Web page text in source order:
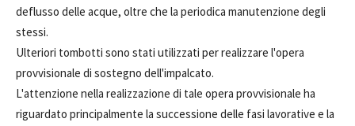
deflusso delle acque, oltre che la periodica manutenzione degli
stessi.
Ulteriori tombotti sono stati utilizzati per realizzare l'opera
provvisionale di sostegno dell'impalcato.
L'attenzione nella realizzazione di tale opera provvisionale ha
riguardato principalmente la successione delle fasi lavorative e la